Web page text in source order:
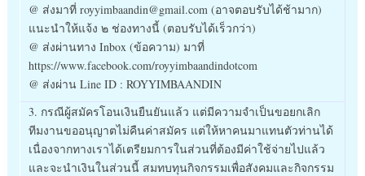
@ ส่งมาที่ royyimbaandin@gmail.com (อาจตอบรับได้ช้ามาก)
แนะนำให้แจ้ง ๒ ช่องทางนี้ (ตอบรับได้เร็วกว่า)
@ ส่งผ่านทาง Inbox (ข้อความ) มาที่
https://www.facebook.com/royyimbaandindotcom
@ ส่งผ่าน Line ID : ROYYIMBAANDIN
3. กรณีผู้สมัครโอนเงินยืนยันแล้ว แต่มีความจำเป็นขอยกเลิก
ทีมงานขออนุญาตไม่คืนค่าสมัคร แต่ให้หาคนมาแทนตัวท่านได้
เนื่องจากทางเราได้เตรียมการในส่วนที่ต้องมีค่าใช้จ่ายไปแล้ว
และจะนำเงินในส่วนนี้ สมทบทุนกิจกรรมเพื่อสังคมและกิจกรรม